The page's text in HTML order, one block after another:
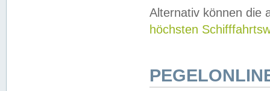
Alternativ können die
höchsten